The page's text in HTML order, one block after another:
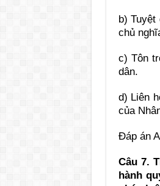
b)
chủ
c) Tôn
dân.
d) Liên
của
Đáp án A
Câu 7.
hành